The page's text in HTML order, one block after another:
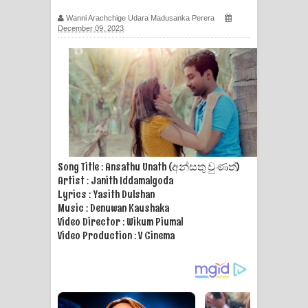
ගීතයේ පද පෙළ
ගීතයේ පද පෙළ
Hoda sihiyen Song Lyrics - හොද
සිහියෙන් ගීතයේ පද පෙළ
Awanken Song Lyrics - අවංකෙන්
ගීතයේ පද පෙළ
Pa Sina Song Lyrics - පෑ සිනා ගීතයේ
Pemwanthiye Song Lyrics -
පෙම්වන්තියේ ගීතයේ පද පෙළ
Wanni Arachchige Udara Madusanka Perera
December 09, 2023
Song Title : Ansathu Unath (අන්සතු වුණත්)
Artist : Janith Iddamalgoda
Lyrics : Yasith Dulshan
Music : Denuwan Kaushaka
Video Director : Wikum Piumal
Video Production : V Cinema